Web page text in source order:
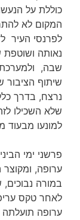
כוללת על
המקום לא
לפרנסי העיר
נאותה ושוטפת
שבה, ולמערכת
שיתוף
נרצח, בדרך
שלא השכילו
למונעו מבעוד
פרשני ימי
ערופה,
במורה
לאחר טקס
ערופה